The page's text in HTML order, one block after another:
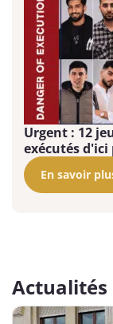
Urgent : 12
exécutés d'ici
En savoir
Actualités